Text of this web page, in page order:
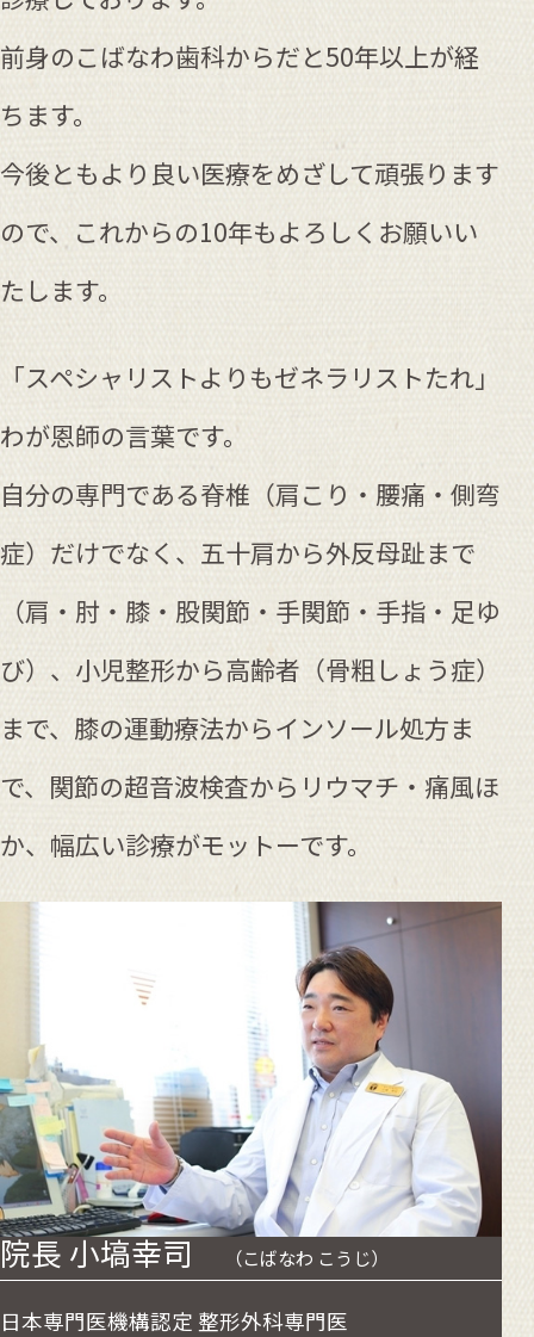
前身のこばなわ歯科からだと50年以上が経
ちます。
今後ともより良い医療をめざして頑張ります
ので、これからの10年もよろしくお願いい
たします。
「スペシャリストよりもゼネラリストたれ」
わが恩師の言葉です。
自分の専門である脊椎（肩こり・腰痛・側弯
症）だけでなく、五十肩から外反母趾まで
（肩・肘・膝・股関節・手関節・手指・足ゆ
び）、小児整形から高齢者（骨粗しょう症）
まで、膝の運動療法からインソール処方ま
で、関節の超音波検査からリウマチ・痛風ほ
か、幅広い診療がモットーです。
院長 小塙幸司 （こばなわ こうじ）
日本専門医機構認定 整形外科専門医